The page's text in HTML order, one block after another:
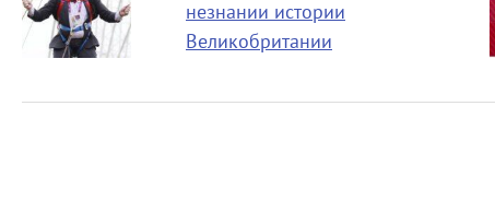
незнании истории
Великобритании